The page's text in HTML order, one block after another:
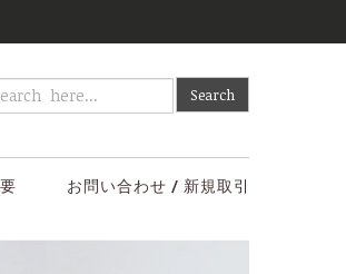
お問い合わせ / 新規取引